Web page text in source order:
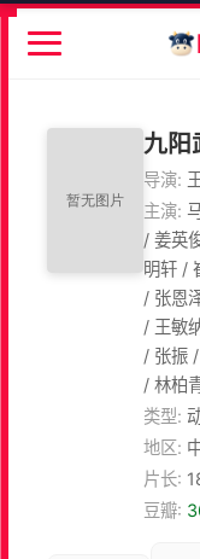
九阳
导演:
主演:
/ 姜英
明轩 /
/ 张恩
/ 王敏
/ 张振
/ 林柏
类型:
地区:
片长:
豆瓣: